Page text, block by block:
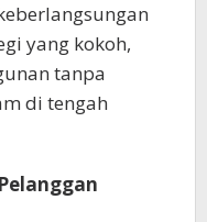
yang kokoh,
tanpa
di tengah